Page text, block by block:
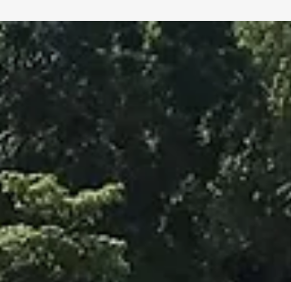
（现代主义（Modernism）出现在20世纪上
半叶，指的是以创新的建筑技术为主，去除
碎的装饰，运用玻璃，钢材，混凝土等打造
约明确的造型和空间，让人一看即懂的设计
法。）